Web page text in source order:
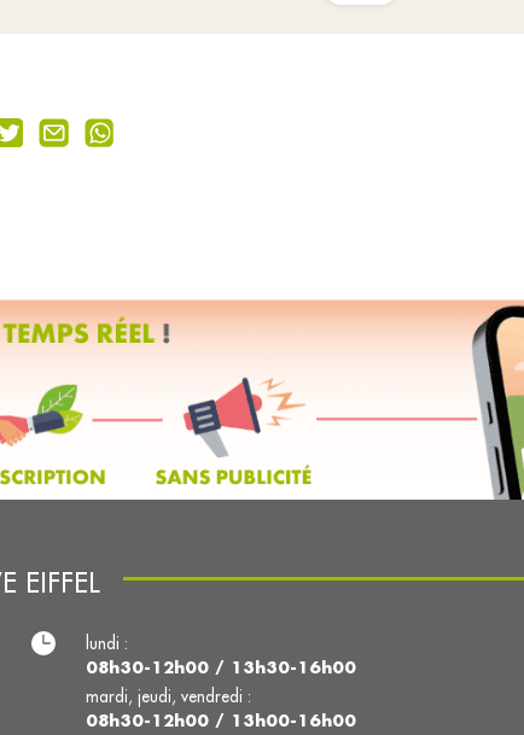
EIFFEL
lundi :
08h30-12h00 / 13h30-16h00
mardi, jeudi, vendredi :
08h30-12h00 / 13h00-16h00